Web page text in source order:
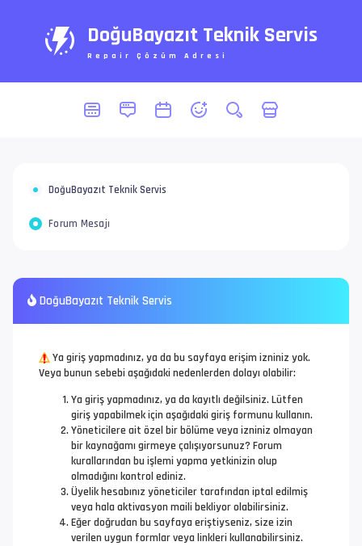
DoğuBayazıt Teknik Servis
Repair Çözüm Adresi
DoğuBayazıt Teknik Servis
Forum Mesajı
DoğuBayazıt Teknik Servis
Ya giriş yapmadınız, ya da bu sayfaya erişim izniniz yok.
Veya bunun sebebi aşağıdaki nedenlerden dolayı olabilir:
Ya giriş yapmadınız, ya da kayıtlı değilsiniz. Lütfen
giriş yapabilmek için aşağıdaki giriş formunu kullanın.
Yöneticilere ait özel bir bölüme veya izniniz olmayan
bir kaynağamı girmeye çalışıyorsunuz? Forum
kurallarından bu işlemi yapma yetkinizin olup
olmadığını kontrol ediniz.
Üyelik hesabınız yöneticiler tarafından iptal edilmiş
veya hala aktivasyon maili bekliyor olabilirsiniz.
Eğer doğrudan bu sayfaya eriştiyseniz, size izin
verilen uygun formlar veya linkleri kullanabilirsiniz.